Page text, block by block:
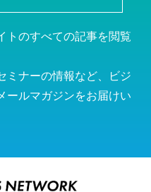
トのすべての記事を閲覧
ミナーの情報など、ビジ
ールマガジンをお届けい